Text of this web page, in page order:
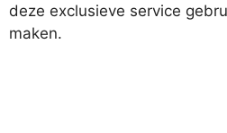
deze exclusieve service
maken.